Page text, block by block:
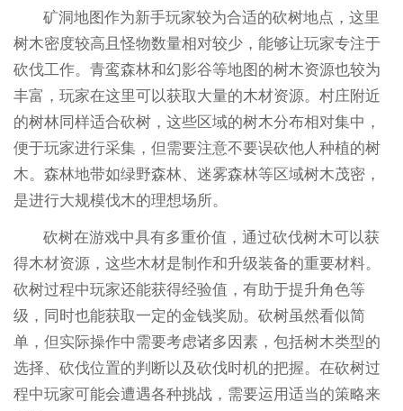
矿洞地图作为新手玩家较为合适的砍树地点，这里
树木密度较高且怪物数量相对较少，能够让玩家专注于
砍伐工作。青鸾森林和幻影谷等地图的树木资源也较为
丰富，玩家在这里可以获取大量的木材资源。村庄附近
的树林同样适合砍树，这些区域的树木分布相对集中，
便于玩家进行采集，但需要注意不要误砍他人种植的树
木。森林地带如绿野森林、迷雾森林等区域树木茂密，
是进行大规模伐木的理想场所。
砍树在游戏中具有多重价值，通过砍伐树木可以获
得木材资源，这些木材是制作和升级装备的重要材料。
砍树过程中玩家还能获得经验值，有助于提升角色等
级，同时也能获取一定的金钱奖励。砍树虽然看似简
单，但实际操作中需要考虑诸多因素，包括树木类型的
选择、砍伐位置的判断以及砍伐时机的把握。在砍树过
程中玩家可能会遭遇各种挑战，需要运用适当的策略来